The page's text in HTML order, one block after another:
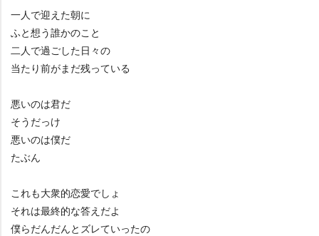
一人で迎えた朝に
ふと想う誰かのこと
二人で過ごした日々の
当たり前がまだ残っている
悪いのは君だ
そうだっけ
悪いのは僕だ
たぶん
これも大衆的恋愛でしょ
それは最終的な答えだよ
僕らだんだんとズレていったの